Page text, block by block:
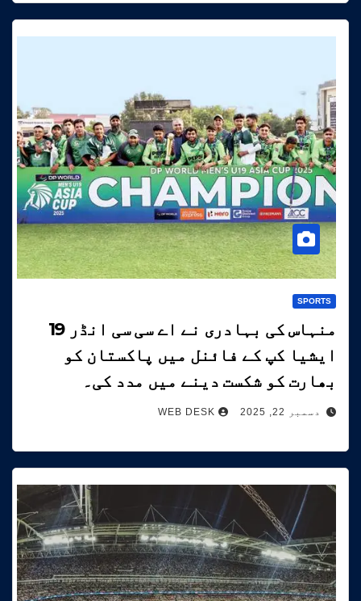
SPORTS
منہاس کی بہادری نے اے سی سی انڈر 19
ایشیا کپ کے فائنل میں پاکستان کو
بھارت کو شکست دینے میں مدد کی۔
دسمبر 22, 2025 WEB DESK